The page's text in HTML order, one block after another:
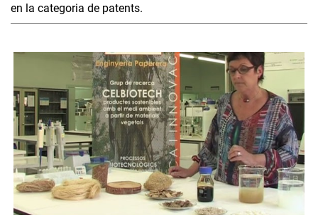
en la categoria de patents.